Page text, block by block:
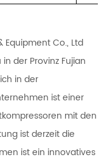
Equipment Co., Ltd
der Provinz Fujian
in der
ist einer
mit den
ist derzeit die
ist ein innovatives